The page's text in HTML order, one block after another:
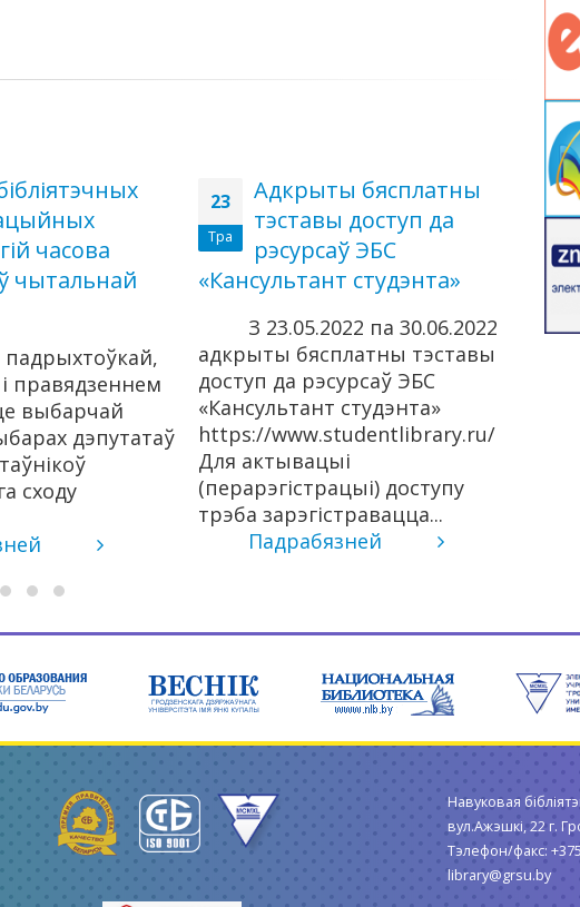
часова
чытальнай
падрыхтоўкай,
правядзеннем
выбарчай
дэпутатаў
сходу
23
Тра
Адкрыты бясплатны
тэставы доступ да
рэсурсаў ЭБС
«Кансультант студэнта»
З 23.05.2022 па 30.06.2022
адкрыты бясплатны тэставы
доступ да рэсурсаў ЭБС
«Кансультант студэнта»
https://www.studentlibrary.ru/
Для актывацыі
(перарэгістрацыі) доступу
трэба зарэгістравацца...
Падрабязней
05
Навуковая
вул.Ажэшкі, 22 г.
Тэлефон/факс:
library@grsu.by